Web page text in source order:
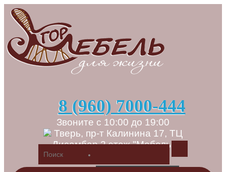
8 (960) 7000-444
Звоните с 10:00 до 19:00
Тверь, пр-т Калинина 17, ТЦ
Дисамбар 2 этаж "Мебель"